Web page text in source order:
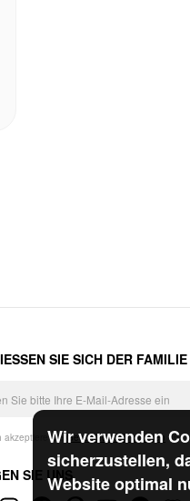
Wir verwenden
sicherzustellen,
Website optimal
SIE SICH DER
akzeptiere dieGeschäftsbedingungen und
SIE UNS